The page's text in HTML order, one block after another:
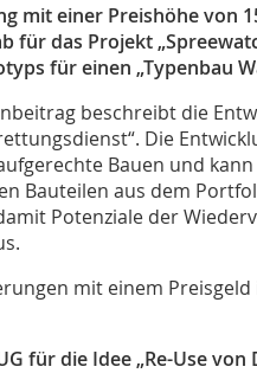
mit einer Preishöhe von
für das Projekt
für einen „Typenbau
beschreibt die
Die
Bauen und
Bauteilen aus dem
Potenziale der
mit einem
für die Idee „Re-Use von